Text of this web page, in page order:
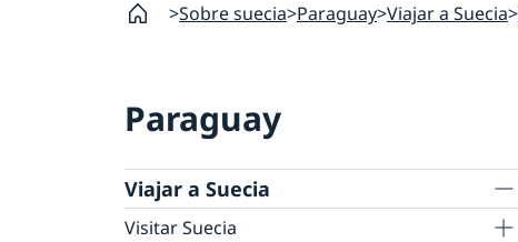
Sobre suecia Paraguay Viajar a Suecia
Paraguay
Viajar a Suecia
Visitar Suecia